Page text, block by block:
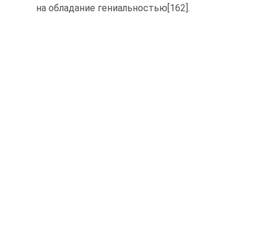
на обладание гениальностью[162].